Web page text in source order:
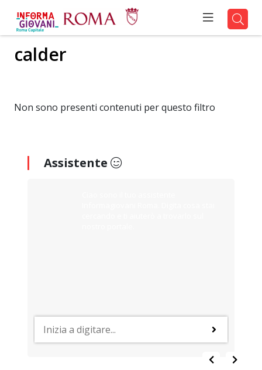
calder
Non sono presenti contenuti per questo filtro
Assistente